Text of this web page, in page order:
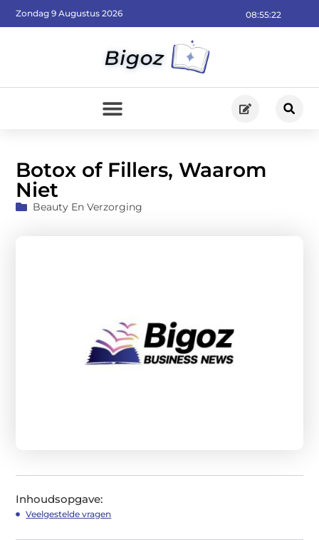
08:55:23
Zondag 9 Augustus 2026
Botox of Fillers, Waarom
Niet
Beauty En Verzorging
Inhoudsopgave:
Veelgestelde vragen